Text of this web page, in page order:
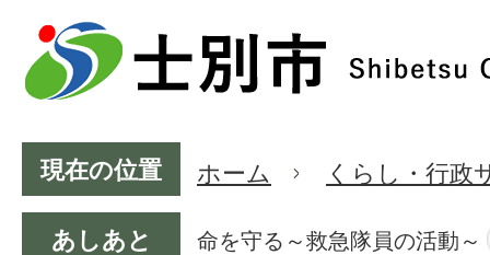
現在の位置 ホーム くらし・行政
あしあと 命を守る～救急隊員の活動～